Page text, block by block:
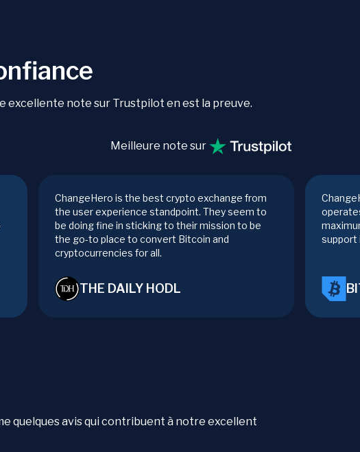
excellente note sur Trustpilot en est la preuve.
Meilleure note sur
ChangeHero is the best crypto exchange from
the user experience standpoint. They seem to
be doing fine in sticking to their mission to be
the go-to place to convert Bitcoin and
cryptocurrencies for all.
THE DAILY HODL
support
quelques avis qui contribuent à notre excellent